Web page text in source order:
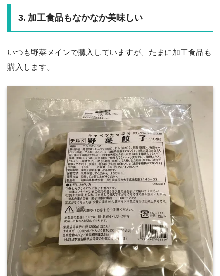
3. 加工食品もなかなか美味しい
いつも野菜メインで購入していますが、たまに加工食品も
購入します。